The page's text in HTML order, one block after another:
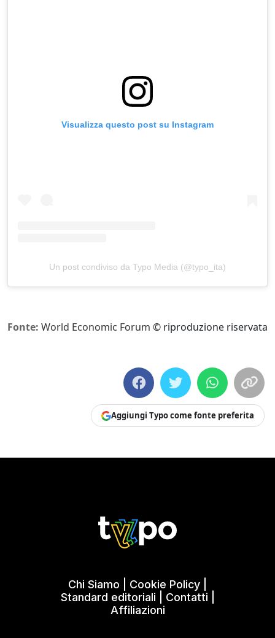
Visualizza questo post su Instagram
Un post condiviso da Typo Media (@typo_ita)
Fonte: World Economic Forum © riproduzione riservata
Aggiungi Typo come fonte preferita
Chi Siamo Cookie Policy
Standard editoriali
Contatti
Affiliazioni